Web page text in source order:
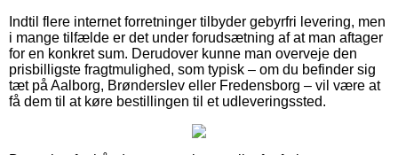
Indtil flere internet forretninger tilbyder gebyrfri levering, men
i mange tilfælde er det under forudsætning af at man aftager
for en konkret sum. Derudover kunne man overveje den
prisbilligste fragtmulighed, som typisk – om du befinder sig
tæt på Aalborg, Brønderslev eller Fredensborg – vil være at
få dem til at køre bestillingen til et udleveringssted.